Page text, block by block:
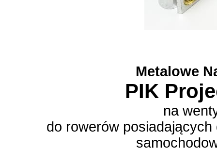
Metalowe
PIK
na
do rowerów